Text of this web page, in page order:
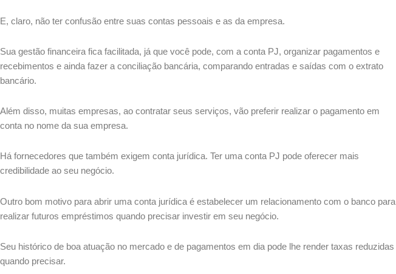
E, claro, não ter confusão entre suas contas pessoais e as da empresa.
Sua gestão financeira fica facilitada, já que você pode, com a conta PJ, organizar pagamentos e
recebimentos e ainda fazer a conciliação bancária, comparando entradas e saídas com o extrato
bancário.
Além disso, muitas empresas, ao contratar seus serviços, vão preferir realizar o pagamento em
conta no nome da sua empresa.
Há fornecedores que também exigem conta jurídica. Ter uma conta PJ pode oferecer mais
credibilidade ao seu negócio.
Outro bom motivo para abrir uma conta jurídica é estabelecer um relacionamento com o banco para
realizar futuros empréstimos quando precisar investir em seu negócio.
Seu histórico de boa atuação no mercado e de pagamentos em dia pode lhe render taxas reduzidas
quando precisar.